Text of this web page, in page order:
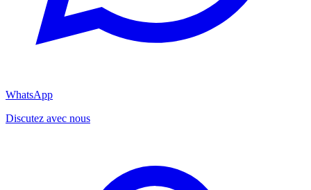
WhatsApp
Discutez avec nous